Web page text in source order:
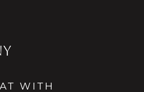
WITH